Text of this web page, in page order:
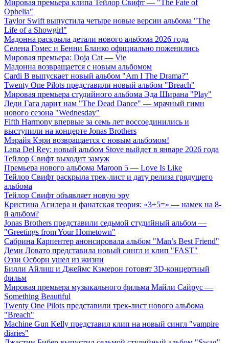
Мировая премьера клипа Тейлор Свифт — "The Fate of
Ophelia"
Taylor Swift выпустила четыре новые версии альбома "The
Life of a Showgirl"
Мадонна раскрыла детали нового альбома 2026 года
Селена Гомес и Бенни Бланко официально поженились
Мировая премьера: Doja Cat — Vie
Мадонна возвращается с новым альбомом
Cardi B выпускает новый альбом "Am I The Drama?"
Twenty One Pilots представили новый альбом "Breach"
Мировая премьера студийного альбома Эда Ширана "Play"
Леди Гага дарит нам "The Dead Dance" — мрачный гимн
нового сезона "Wednesday"
Fifth Harmony впервые за семь лет воссоединились и
выступили на концерте Jonas Brothers
Мэрайя Кэри возвращается с новым альбомом!
Lana Del Rey: новый альбом Stove выйдет в январе 2026 года
Тейлор Свифт выходит замуж
Премьера нового альбома Maroon 5 — Love Is Like
Тейлор Свифт раскрыла трек-лист и дату релиза грядущего
альбома
Тейлор Свифт объявляет новую эру
Кристина Агилера и фанатская теория: «3+5=» — намек на 8-
й альбом?
Jonas Brothers представили седьмой студийный альбом —
"Greetings from Your Hometown"
Сабрина Карпентер анонсировала альбом "Man’s Best Friend"
Деми Ловато представила новый сингл и клип "FAST"
Оззи Осборн ушел из жизни
Билли Айлиш и Джеймс Кэмерон готовят 3D-концертный
фильм
Мировая премьера музыкального фильма Майли Сайрус —
Something Beautiful
Twenty One Pilots представили трек-лист нового альбома
"Breach"
Machine Gun Kelly представил клип на новый сингл "vampire
diaries"